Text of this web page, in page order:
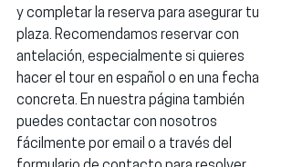
y completar la reserva para asegurar tu
plaza. Recomendamos reservar con
antelación, especialmente si quieres
hacer el tour en español o en una fecha
concreta. En nuestra página también
puedes contactar con nosotros
fácilmente por email o a través del